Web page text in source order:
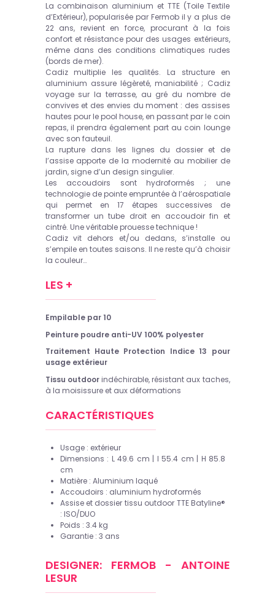
La combinaison aluminium et TTE (Toile Textile
d’Extérieur), popularisée par Fermob il y a plus de
22 ans, revient en force, procurant à la fois
confort et résistance pour des usages extérieurs,
même dans des conditions climatiques rudes
(bords de mer).
Cadiz multiplie les qualités. La structure en
aluminium assure légèreté, maniabilité ; Cadiz
voyage sur la terrasse, au gré du nombre de
convives et des envies du moment : des assises
hautes pour le pool house, en passant par le coin
repas, il prendra également part au coin lounge
avec son fauteuil.
La rupture dans les lignes du dossier et de
l’assise apporte de la modernité au mobilier de
jardin, signe d’un design singulier.
Les accoudoirs sont hydroformés ; une
technologie de pointe empruntée à l’aérospatiale
qui permet en 17 étapes successives de
transformer un tube droit en accoudoir fin et
cintré. Une véritable prouesse technique !
Cadiz vit dehors et/ou dedans, s’installe ou
s’empile en toutes saisons. Il ne reste qu’à choisir
la couleur…
LES +
Empilable par 10
Peinture poudre anti-UV 100% polyester
Traitement Haute Protection Indice 13 pour
usage extérieur
Tissu outdoor indéchirable, résistant aux taches,
à la moisissure et aux déformations
CARACTÉRISTIQUES
Usage : extérieur
Dimensions : L 49.6 cm | l 55.4 cm | H 85.8
cm
Matière : Aluminium laqué
Accoudoirs : aluminium hydroformés
Assise et dossier tissu outdoor TTE Batyline®
: ISO/DUO
Poids : 3.4 kg
Garantie : 3 ans
DESIGNER: FERMOB - ANTOINE
LESUR